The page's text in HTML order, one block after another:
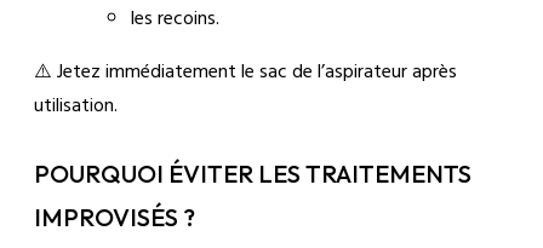
les recoins.
⚠️ Jetez immédiatement le sac de l’aspirateur après
utilisation.
POURQUOI ÉVITER LES TRAITEMENTS
IMPROVISÉS ?